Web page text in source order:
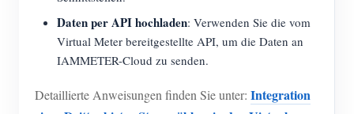
Daten per API hochladen: Verwenden Sie die vom
Virtual Meter bereitgestellte API, um die Daten an
IAMMETER-Cloud zu senden.
Detaillierte Anweisungen finden Sie unter: Integration